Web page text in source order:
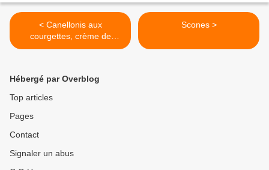
< Canellonis aux
courgettes, crème de
poivron
Scones >
Hébergé par Overblog
Top articles
Pages
Contact
Signaler un abus